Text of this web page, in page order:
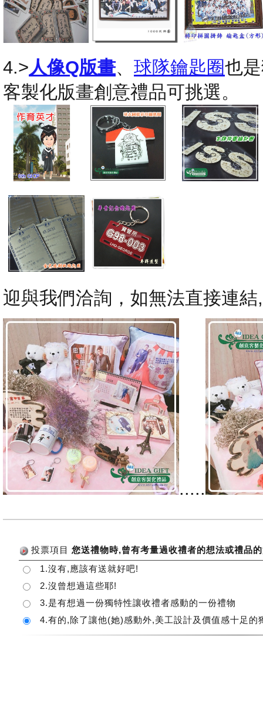
4.>人像Q版畫、 球隊鑰匙圈也
客製化版畫創意禮品可挑選。
迎與我們洽詢，如無法直接連
.....